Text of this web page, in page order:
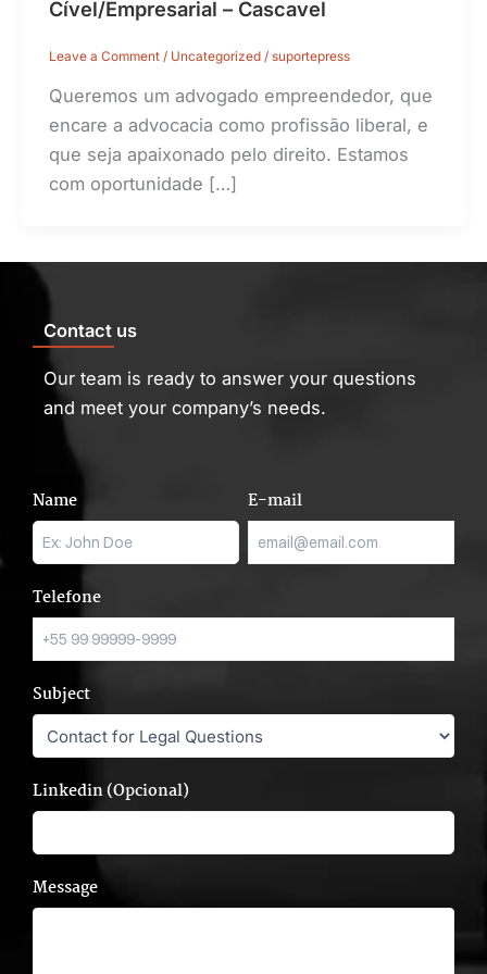
Cível/Empresarial – Cascavel
Leave a Comment / Uncategorized/ suportepress
Queremos um advogado empreendedor, que
encare a advocacia como profissão liberal, e
que seja apaixonado pelo direito. Estamos
com oportunidade […]
Contact us
Our team is ready to answer your questions
and meet your company’s needs.
Name E-mail
Telefone
Subject
Linkedin (Opcional)
Message